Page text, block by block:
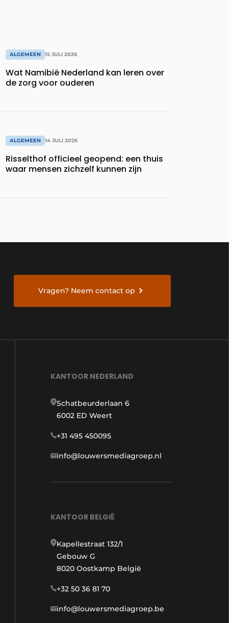
ALGEMEEN 15 JULI 2026
Wat Namibië Nederland kan leren over
de zorg voor ouderen
ALGEMEEN 14 JULI 2026
Risselthof officieel geopend: een thuis
waar mensen zichzelf kunnen zijn
Vragen? Neem contact op
KANTOOR NEDERLAND
Schatbeurderlaan 6
6002 ED Weert
+31 495 450095
info@louwersmediagroep.nl
KANTOOR BELGIË
Kapellestraat 132/1
Gebouw G
8020 Oostkamp België
+32 50 36 81 70
info@louwersmediagroep.be